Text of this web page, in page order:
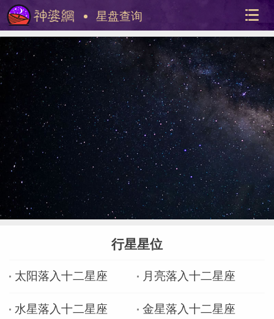
美国神
星盘查询
站内导
行星星位
太阳落入十二星座 月亮落入十二星座
水星落入十二星座 金星落入十二星座